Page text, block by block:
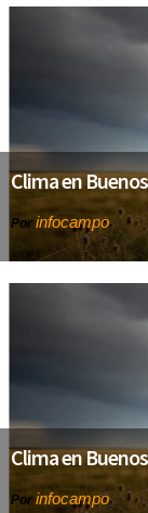
Clima en
Por infocampo
Clima en
Por infocampo